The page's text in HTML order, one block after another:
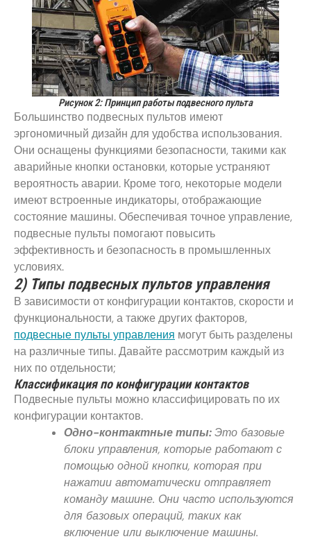
Рисунок 2: Принцип работы подвесного пульта
Большинство подвесных пультов имеют
эргономичный дизайн для удобства использования.
Они оснащены функциями безопасности, такими как
аварийные кнопки остановки, которые устраняют
вероятность аварии. Кроме того, некоторые модели
имеют встроенные индикаторы, отображающие
состояние машины. Обеспечивая точное управление,
подвесные пульты помогают повысить
эффективность и безопасность в промышленных
условиях.
2) Типы подвесных пультов управления
В зависимости от конфигурации контактов, скорости и
функциональности, а также других факторов,
подвесные пульты управления могут быть разделены
на различные типы. Давайте рассмотрим каждый из
них по отдельности;
Классификация по конфигурации контактов
Подвесные пульты можно классифицировать по их
конфигурации контактов.
Одно-контактные типы:Это базовые
блоки управления, которые работают с
помощью одной кнопки, которая при
нажатии автоматически отправляет
команду машине. Они часто используются
для базовых операций, таких как
включение или выключение машины.